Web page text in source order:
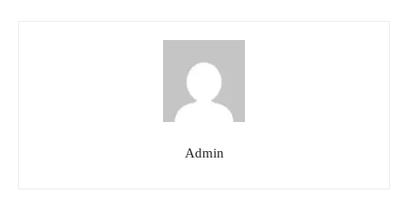
Admin